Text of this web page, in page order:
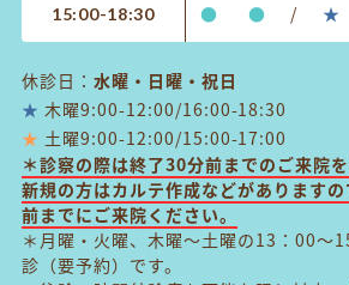
15:00-18:30 ● ● / ★
休診日： 水曜・日曜・祝日
★ 木曜9:00-12:00/16:00-18:30
★ 土曜9:00-12:00/15:00-17:00
＊診察の際は終了30分前までのご来院を
新規の方はカルテ作成などがあります
前までにご来院ください。
＊月曜・火曜、木曜～土曜の13：00～
診（要予約）です。